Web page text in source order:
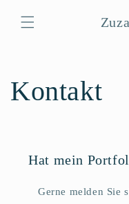
zum
Inhalt
Kontakt
Hat mein
Gerne melden Sie